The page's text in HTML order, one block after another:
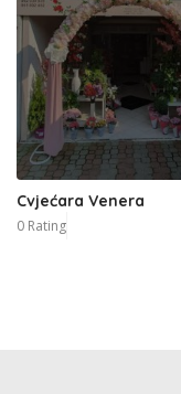
Cvjećara Venera
0 Rating